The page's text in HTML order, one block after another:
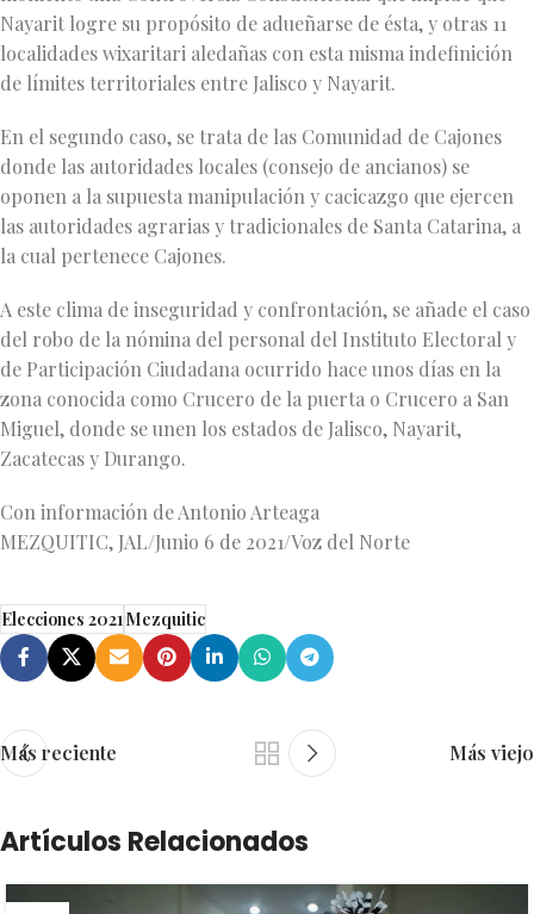
Nayarit logre su propósito de adueñarse de ésta, y otras 11
localidades wixaritari aledañas con esta misma indefinición
de límites territoriales entre Jalisco y Nayarit.
En el segundo caso, se trata de las Comunidad de Cajones
donde las autoridades locales (consejo de ancianos) se
oponen a la supuesta manipulación y cacicazgo que ejercen
las autoridades agrarias y tradicionales de Santa Catarina, a
la cual pertenece Cajones.
A este clima de inseguridad y confrontación, se añade el caso
del robo de la nómina del personal del Instituto Electoral y
de Participación Ciudadana ocurrido hace unos días en la
zona conocida como Crucero de la puerta o Crucero a San
Miguel, donde se unen los estados de Jalisco, Nayarit,
Zacatecas y Durango.
Con información de Antonio Arteaga
MEZQUITIC, JAL/Junio 6 de 2021/Voz del Norte
Elecciones 2021Mezquitic
Más reciente Más viejo
Artículos Relacionados